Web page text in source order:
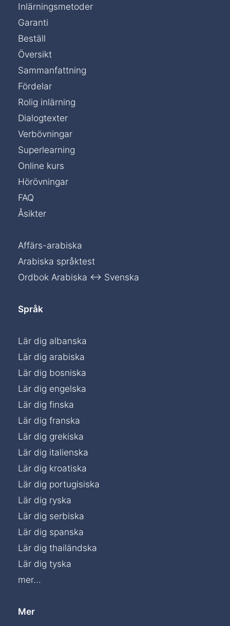
Inlärningsmetoder
Garanti
Beställ
Översikt
Sammanfattning
Fördelar
Rolig inlärning
Dialogtexter
Verbövningar
Superlearning
Online kurs
Hörövningar
FAQ
Åsikter
Affärs-arabiska
Arabiska språktest
Ordbok Arabiska ↔ Svenska
Språk
Lär dig albanska
Lär dig arabiska
Lär dig bosniska
Lär dig engelska
Lär dig finska
Lär dig franska
Lär dig grekiska
Lär dig italienska
Lär dig kroatiska
Lär dig portugisiska
Lär dig ryska
Lär dig serbiska
Lär dig spanska
Lär dig thailändska
Lär dig tyska
mer...
Mer